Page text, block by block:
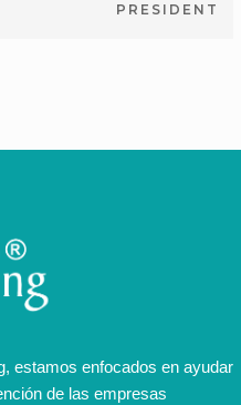
PRESIDENT
estamos enfocados en ayudar
de las empresas